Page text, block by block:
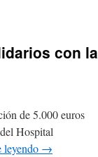
con la
de 5.000 euros
Hospital
leyendo →